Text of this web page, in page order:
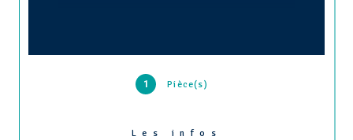
1 Pièce(s)
Les infos